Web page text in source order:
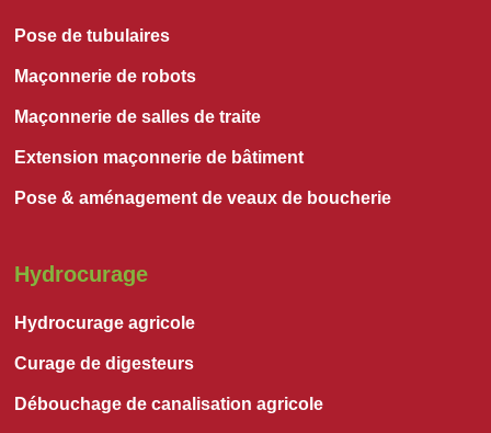
Pose de tubulaires
Maçonnerie de robots
Maçonnerie de salles de traite
Extension maçonnerie de bâtiment
Pose & aménagement de veaux de boucherie
Hydrocurage
Hydrocurage agricole
Curage de digesteurs
Débouchage de canalisation agricole